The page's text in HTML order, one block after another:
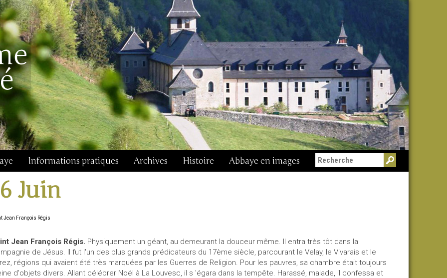
Informations pratiques Archives Histoire Abbaye en images Messe du 15 août
Juin
Jean François Régis
Jean François Régis. Physiquement un géant, au demeurant la douceur même. Il entra très tôt dans la
de Jésus. Il fut l'un des plus grands prédicateurs du 17ème siècle, parcourant le Velay, le Vivarais et le
régions qui avaient été très marquées par les Guerres de Religion. Pour les pauvres, sa chambre était toujours
d'objets divers. Allant célébrer Noël à La Louvesc, il s 'égara dans la tempête. Harassé, malade, il confessa et